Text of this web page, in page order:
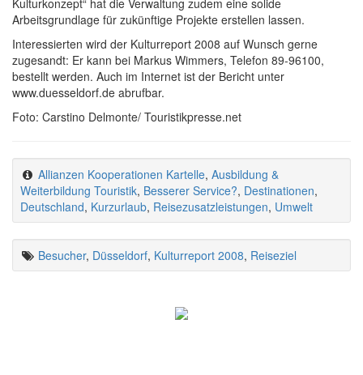
Arbeitsgrundlage für zukünftige Projekte erstellen lassen.
Interessierten wird der Kulturreport 2008 auf Wunsch gerne
zugesandt: Er kann bei Markus Wimmers, Telefon 89-96100,
bestellt werden. Auch im Internet ist der Bericht unter
www.duesseldorf.de abrufbar.
Foto: Carstino Delmonte/ Touristikpresse.net
Allianzen Kooperationen Kartelle, Ausbildung &
Weiterbildung Touristik, Besserer Service?, Destinationen,
Deutschland, Kurzurlaub, Reisezusatzleistungen, Umwelt
Besucher, Düsseldorf, Kulturreport 2008, Reiseziel